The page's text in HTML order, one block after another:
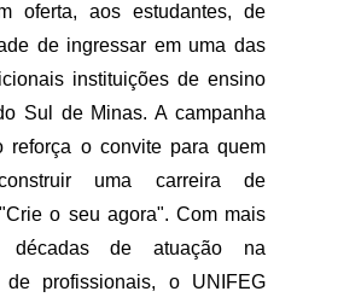
oferta, aos estudantes, de
de ingressar em uma das
instituições de ensino
Sul de Minas. A campanha
reforça o convite para quem
uma carreira de
o seu agora". Com mais
de atuação na
de profissionais, o UNIFEG